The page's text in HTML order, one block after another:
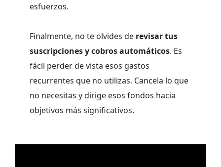
esfuerzos.
Finalmente, no te olvides de revisar tus
suscripciones y cobros automáticos. Es
fácil perder de vista esos gastos
recurrentes que no utilizas. Cancela lo que
no necesitas y dirige esos fondos hacia
objetivos más significativos.